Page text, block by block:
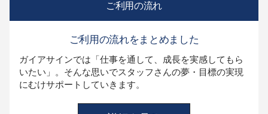
ご利用の流れ
ご利用の流れをまとめました
ガイアサインでは「仕事を通して、成長を実感してもら
いたい」。そんな思いでスタッフさんの夢・目標の実現
にむけサポートしていきます。